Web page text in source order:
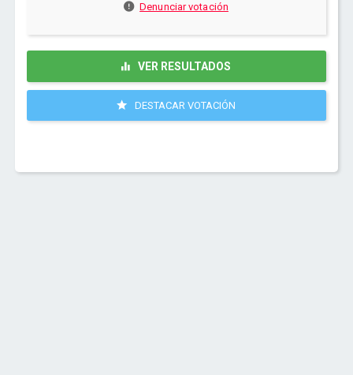
Denunciar votación
VER RESULTADOS
DESTACAR VOTACIÓN